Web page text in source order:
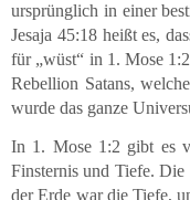
ursprünglich in einer
Jesaja 45:18 heißt es,
für „wüst“ in 1. Mose
Rebellion Satans,
wurde das ganze
In 1. Mose 1:2 gibt es
Finsternis und Tiefe.
der Erde war die Tiefe,